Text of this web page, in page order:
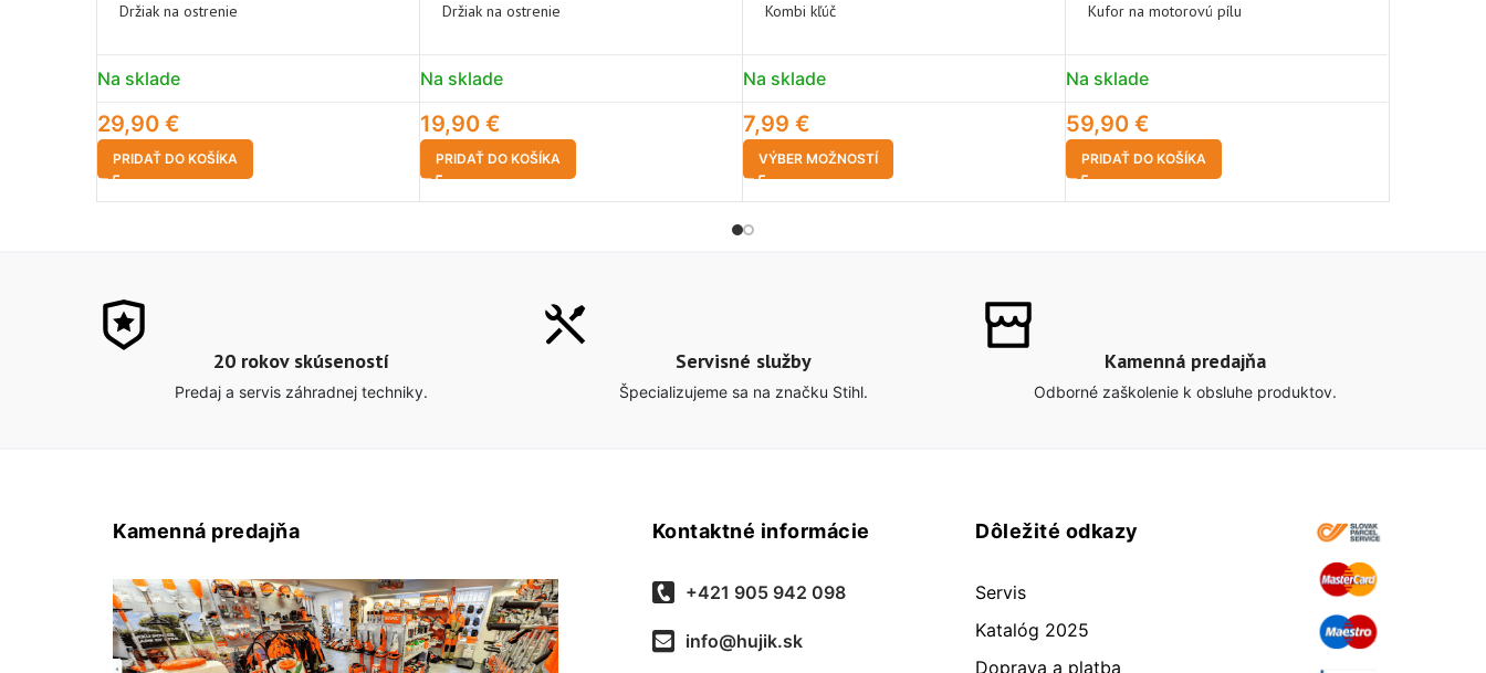
Držiak na ostrenie
Na sklade
29,90 €
PRIDAŤ DO KOŠÍKA
Držiak na ostrenie
Na sklade
19,90 €
PRIDAŤ DO KOŠÍKA
Kombi kľúč
Na sklade
7,99 €
VÝBER MOŽNOSTÍ
Kufor na motorovú pílu
Na sklade
59,90 €
PRIDAŤ DO KOŠÍKA
20 rokov skúseností
Predaj a servis záhradnej techniky.
Servisné služby
Špecializujeme sa na značku Stihl.
Kamenná predajňa
Odborné zaškolenie k obsluhe produktov.
Kamenná predajňa Kontaktné informácie
+421 905 942 098
info@hujik.sk
Dôležité odkazy
Servis
Katalóg 2025
Doprava a platba